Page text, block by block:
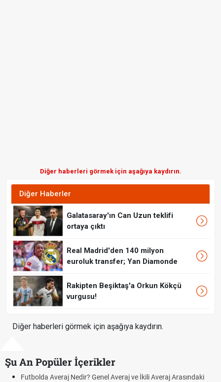
Diğer haberleri görmek için aşağıya kaydırın.
Diğer Haberler
Galatasaray'ın Can Uzun teklifi
ortaya çıktı
Real Madrid'den 140 milyon
euroluk transfer; Yan Diamonde
Rakipten Beşiktaş'a Orkun Kökçü
vurgusu!
Diğer haberleri görmek için aşağıya kaydırın.
Şu An Popüler İçerikler
Futbolda Averaj Nedir? Genel Averaj ve İkili Averaj Arasındaki